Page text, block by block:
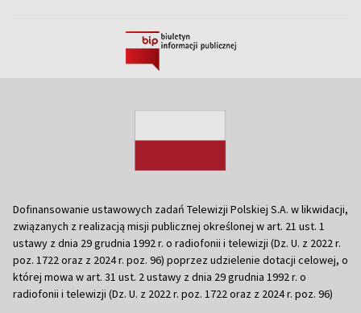
Dofinansowanie ustawowych zadań Telewizji Polskiej S.A. w likwidacji,
związanych z realizacją misji publicznej określonej w art. 21 ust. 1
ustawy z dnia 29 grudnia 1992 r. o radiofonii i telewizji (Dz. U. z 2022 r.
poz. 1722 oraz z 2024 r. poz. 96) poprzez udzielenie dotacji celowej, o
której mowa w art. 31 ust. 2 ustawy z dnia 29 grudnia 1992 r. o
radiofonii i telewizji (Dz. U. z 2022 r. poz. 1722 oraz z 2024 r. poz. 96)